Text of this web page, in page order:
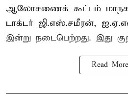
ஆலோசணைக் கூட்டம்
டாக்டர் ஜி.எஸ்.சமீரன்,
இன்று நடைபெற்றது. இது
Read More